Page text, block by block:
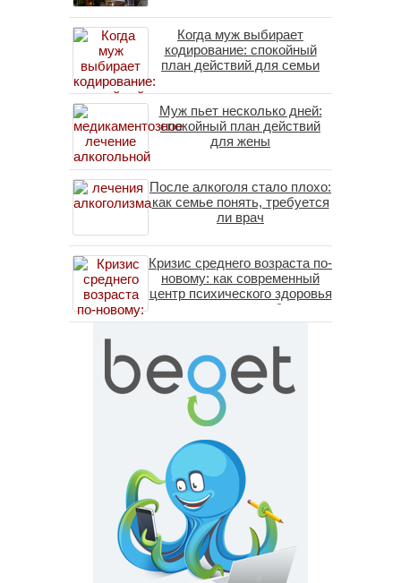
Когда муж выбирает
кодирование: спокойный
план действий для семьи
Муж пьет несколько дней:
спокойный план действий
для жены
После алкоголя стало плохо:
как семье понять, требуется
ли врач
Кризис среднего возраста по-
новому: как современный
центр психического здоровья
помогает пересобрать
личность без таблеток